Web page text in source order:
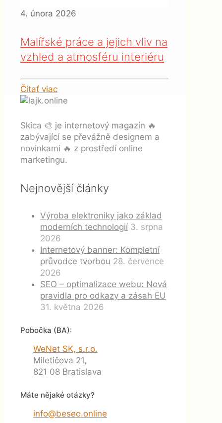
4. února 2026
Malířské práce a jejich vliv na
vzhled a atmosféru interiéru
Čítať viac
Skica 🎨 je internetový magazín 🔥
zabývající se převážně designem a
novinkami 🔥 z prostředí online
marketingu.
Nejnovější články
Výroba elektroniky jako základ
moderních technologií 3. srpna
2026
Internetový banner: Kompletní
průvodce tvorbou 28. července
2026
SEO – optimalizace webu: Nová
pravidla pro odkazy a zásah EU
31. května 2026
Pobočka (BA):
WeNet SK, s.r.o.
Miletičova 21,
821 08 Bratislava
Máte nějaké otázky?
info@beseo.online